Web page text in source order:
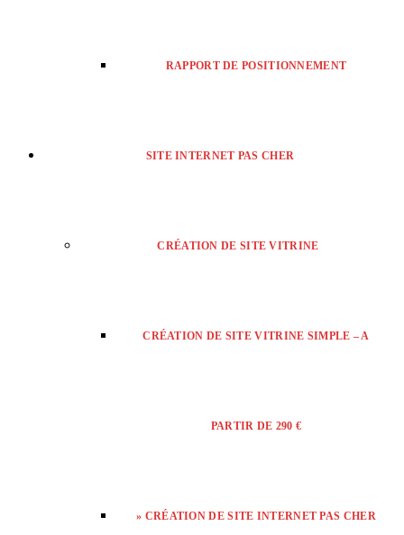
RAPPORT DE POSITIONNEMENT
SITE INTERNET PAS CHER
CRÉATION DE SITE VITRINE
CRÉATION DE SITE VITRINE SIMPLE – A
PARTIR DE 290 €
» CRÉATION DE SITE INTERNET PAS CHER